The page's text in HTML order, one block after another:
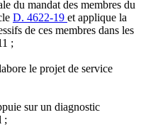
du mandat des membres du
D. 4622-19 et applique la
de ces membres dans les
;
le projet de service
sur un diagnostic
;